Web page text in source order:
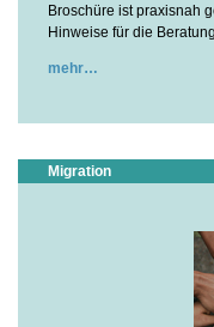
Broschüre ist praxisnah
Hinweise für die
mehr
Migration